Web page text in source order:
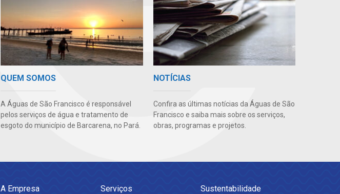
QUEM SOMOS
A Águas de São Francisco é responsável
pelos serviços de água e tratamento de
esgoto do município de Barcarena, no Pará.
NOTÍCIAS
Confira as últimas notícias da Águas de São
Francisco e saiba mais sobre os serviços,
obras, programas e projetos.
A Empresa Serviços Sustentabilidade